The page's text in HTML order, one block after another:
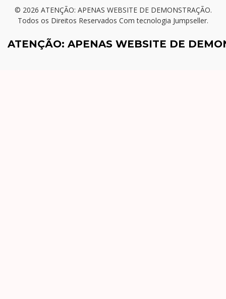
© 2026 ATENÇÃO: APENAS WEBSITE DE DEMONSTRAÇÃO.
Todos os Direitos Reservados Com tecnologia Jumpseller.
ATENÇÃO: APENAS WEBSITE DE